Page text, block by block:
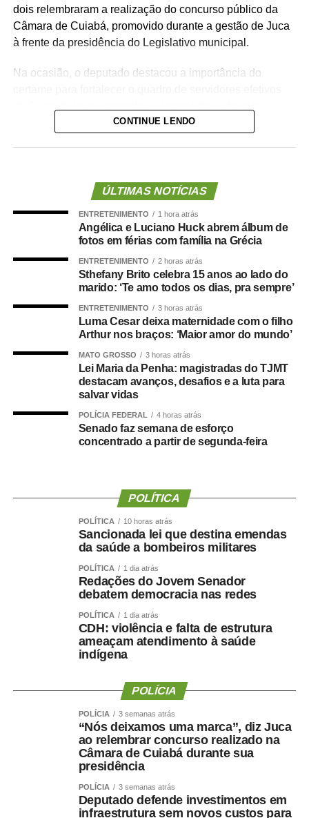
dois relembraram a realização do concurso público da
Câmara de Cuiabá, promovido durante a gestão de Juca
à frente da presidência do Legislativo municipal.
Na ocasião, o deputado destacou a importância do
Cuiabá, que é de todos nós mato-grossenses, o
parlamento mais antigo do Centro-Oeste brasileiro”,
vagas e formação de cadastro de reserva para cargos de
níveis médio e superior, contemplando funções como
confiança depositada no Instituto Selecon e destacou a
forma como o processo foi conduzido.
“Eu, em nome do Selecon, também agradeço ao
deputado porque, de fato, fizemos um concurso histórico,
graças à oportunidade que o Juca nos deu para
presidente da instituição.
Ao final do encontro, Juca reforçou a importância da
valorização do serviço público por meio de concursos
igualdade de oportunidades para todos os candidatos.
COMENTE ABAIXO:
WhatsApp
Facebook
Twitter
Messenger
LinkedIn
Share
CONTINUE LENDO
ÚLTIMAS NOTÍCIAS
ENTRETENIMENTO 1 hora atrás
Angélica e Luciano Huck abrem álbum de
fotos em férias com família na Grécia
ENTRETENIMENTO 2 horas atrás
Sthefany Brito celebra 15 anos ao lado do
marido: ‘Te amo todos os dias, pra sempre’
ENTRETENIMENTO 3 horas atrás
Luma Cesar deixa maternidade com o filho
Arthur nos braços: ‘Maior amor do mundo’
MATO GROSSO 3 horas atrás
Lei Maria da Penha: magistradas do TJMT
destacam avanços, desafios e a luta para
salvar vidas
POLÍCIA FEDERAL 4 horas atrás
Senado faz semana de esforço
concentrado a partir de segunda-feira
POLÍTICA
POLÍTICA 10 horas atrás
Sancionada lei que destina emendas
da saúde a bombeiros militares
POLÍTICA 1 dia atrás
Redações do Jovem Senador
debatem democracia nas redes
POLÍTICA 1 dia atrás
CDH: violência e falta de estrutura
ameaçam atendimento à saúde
indígena
POLÍCIA
POLÍCIA 3 semanas atrás
“Nós deixamos uma marca”, diz Juca
ao relembrar concurso realizado na
Câmara de Cuiabá durante sua
presidência
POLÍCIA 3 semanas atrás
Deputado defende investimentos em
infraestrutura sem novos custos para